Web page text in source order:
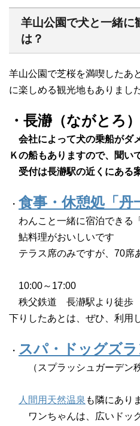
羊山公園で犬と一緒に
は？
羊山公園で芝桜を満喫したあ
に楽しめる観光地もありまし
・長瀞（ながとろ
会社によって犬の乗船がダ
Ｋの船もありますので、聞い
受付は長瀞駅の近くにある
・ 食事・休憩処「丹
わんこと一緒に宿泊できる
鮎料理がおいしいです
テラス席のみですが、70席
10:00～17:00
秩父鉄道 長瀞駅より徒歩
下りしたあとは、ぜひ、利用
・ スパ・ドッグズ
（スプラッシュガーデン秩
人間用天然温泉 も隣にあり
ワンちゃんは、広いドッグ